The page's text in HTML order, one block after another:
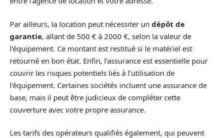
Par ailleurs, la location peut nécessiter un dépôt de
garantie, allant de 500 € à 2000 €, selon la valeur de
l’équipement. Ce montant est restitué si le matériel est
retourné en bon état. Enfin, l’assurance est essentielle pour
couvrir les risques potentiels liés à l’utilisation de
l’équipement. Certaines sociétés incluent une assurance de
base, mais il peut être judicieux de compléter cette
couverture avec votre propre assurance.
Les tarifs des opérateurs qualifiés également, qui peuvent